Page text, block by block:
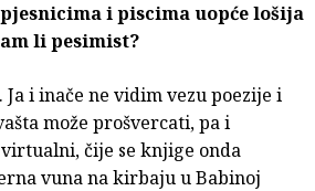
i piscima uopće lošija
li pesimist?
Ja i inače ne vidim vezu poezije i
može prošvercati, pa i
čije se knjige onda
vuna na kirbaju u Babinoj